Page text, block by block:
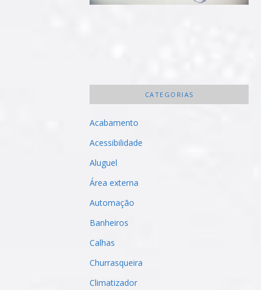
CATEGORIAS
Acabamento
Acessibilidade
Aluguel
Área externa
Automação
Banheiros
Calhas
Churrasqueira
Climatizador